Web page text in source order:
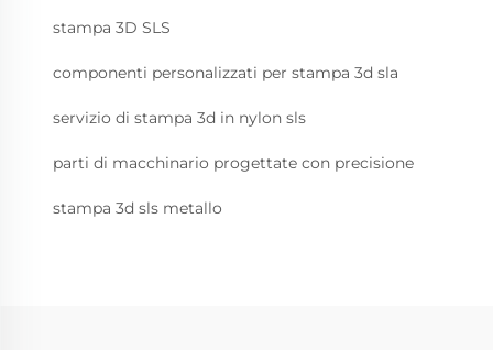
stampa 3D SLS
componenti personalizzati per stampa 3d sla
servizio di stampa 3d in nylon sls
parti di macchinario progettate con precisione
stampa 3d sls metallo